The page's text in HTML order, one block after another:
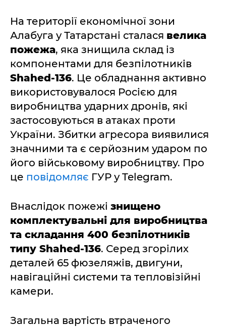
На території економічної зони
Алабуга у Татарстані сталася велика
пожежа, яка знищила склад із
компонентами для безпілотників
Shahed-136. Це обладнання активно
використовувалося Росією для
виробництва ударних дронів, які
застосовуються в атаках проти
України. Збитки агресора виявилися
значними та є серйозним ударом по
його військовому виробництву. Про
це повідомляє ГУР у Telegram.
Внаслідок пожежі знищено
комплектувальні для виробництва
та складання 400 безпілотників
типу Shahed-136. Серед згорілих
деталей 65 фюзеляжів, двигуни,
навігаційні системи та тепловізійні
камери.
Загальна вартість втраченого